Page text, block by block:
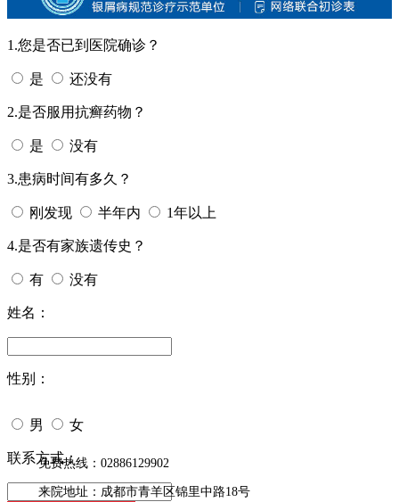
1.您是否已到医院确诊？
是 还没有
2.是否服用抗癣药物？
是 没有
3.患病时间有多久？
刚发现 半年内 1年以上
4.是否有家族遗传史？
有 没有
姓名：
性别：
男 女
今天日期：
联系方式：
免费热线：02886129902
来院地址：成都市青羊区锦里中路18号